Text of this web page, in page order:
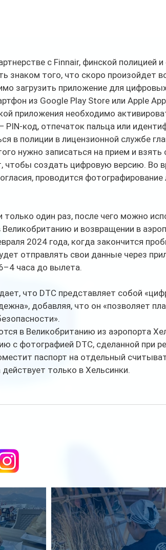
с Finnair, финской полицией
знаком того, что скоро произойдет
загрузить приложение для
из Google Play Store или Apple
приложения необходимо
код, отпечаток пальца или
в полиции в лицензионной службе
нужно записаться на прием и взять
чтобы создать цифровую версию. Во
проводится фотографирование
один раз, после чего можно
и возвращении в
2024 года, когда закончится
отправлять свои данные через
часа до вылета.
что DTC представляет собой
добавляя, что он «позволяет
в Великобританию из аэропорта
с фотографией DTC, сделанной при
паспорт на отдельный
только в Хельсинки.